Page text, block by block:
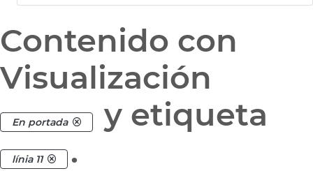
Contenido con
Visualización
En portada y etiqueta
línia 11 .